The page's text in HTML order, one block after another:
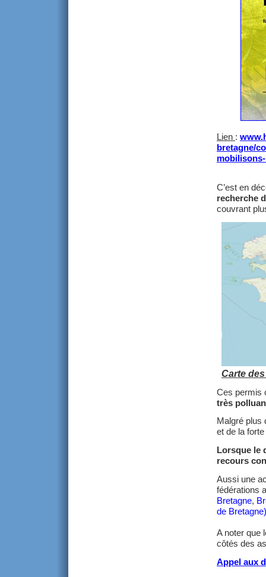
Lien :
bretagne/
C’est en
recherche
couvrant
Carte
Ces permis
très
Malgré plus
et de la
Lorsque le
recours
Aussi une
fédérations
Bretagne,
de Bretagne)
A noter que
côtés des
Appel aux